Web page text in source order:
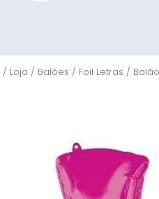
/ Loja / Balões / Foil Letras /